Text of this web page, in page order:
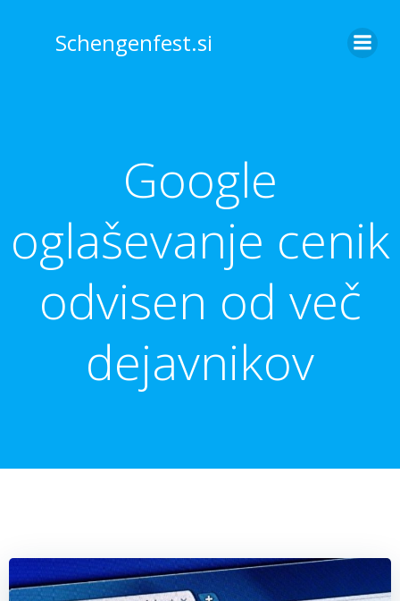
to
content
Schengenfest.si
Google
oglaševanje cenik
odvisen od več
dejavnikov